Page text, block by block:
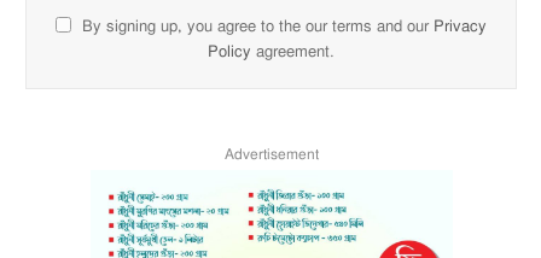
By signing up, you agree to the our terms and our Privacy
Policy agreement.
Advertisement